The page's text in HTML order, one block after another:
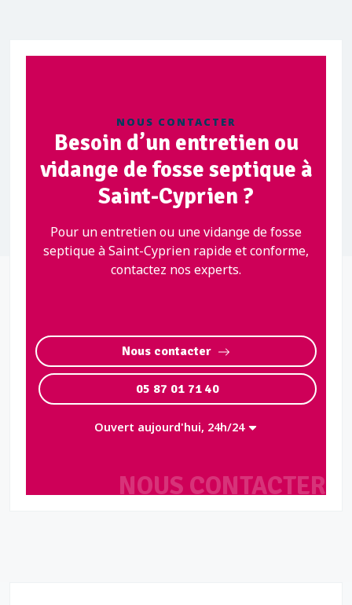
NOUS CONTACTER
NOUS CONTACTER
Besoin d’un entretien ou
vidange de fosse septique à
Saint-Cyprien ?
Pour un entretien ou une vidange de fosse
septique à Saint-Cyprien rapide et conforme,
contactez nos experts.
Nous contacter
05 87 01 71 40
Ouvert aujourd'hui, 24h/24